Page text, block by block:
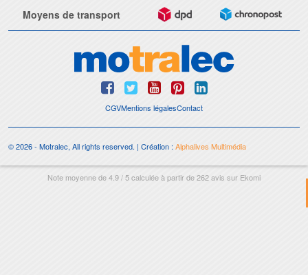
Moyens de transport
CGVMentions légalesContact
© 2026 - Motralec, All rights reserved. | Création :Alphalives Multimédia
Note moyenne de4.9/5calculée à partir de262avis sur Ekomi